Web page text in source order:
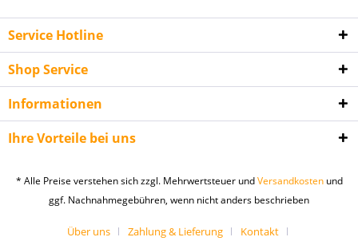
damit Fässer, Gebinde, Maschinen oder mobile Arbeitsmittel
ohne aufwendige Übergänge positioniert werden können.
Diese Kategorie richtet sich an Gewerbetreibende, Behörden
und Institutionen, die Wert auf saubere Stellflächen,
geordnetes Gefahrstoffhandling und eine belastbare
erleichtert das Handling im Alltag und reduziert den
Profishop finden professionelle Anwender
Bodenschutzwannen für unterschiedliche Einsatzszenarien
im Umfeld von Leckageschutz, Abfüllsicherheit und
Service Hotline
Shop Service
Informationen
Ihre Vorteile bei uns
* Alle Preise verstehen sich zzgl. Mehrwertsteuer undVersandkostenund
ggf. Nachnahmegebühren, wenn nicht anders beschrieben
Über uns Zahlung & Lieferung Kontakt